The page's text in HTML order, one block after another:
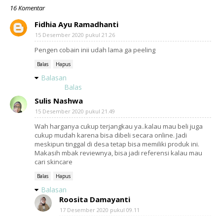
16 Komentar
Fidhia Ayu Ramadhanti
15 Desember 2020 pukul 21.26
Pengen cobain inii udah lama ga peeling
Balas Hapus
Balasan
Balas
Sulis Nashwa
15 Desember 2020 pukul 21.49
Wah harganya cukup terjangkau ya..kalau mau beli juga
cukup mudah karena bisa dibeli secara online. Jadi
meskipun tinggal di desa tetap bisa memiliki produk ini.
Makasih mbak reviewnya, bisa jadi referensi kalau mau
cari skincare
Balas Hapus
Balasan
Roosita Damayanti
17 Desember 2020 pukul 09.11